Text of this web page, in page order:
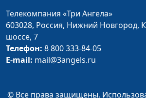
Пожар на кухне
Алексей
Калягин,
Завтрак у дороги
Алексей
Булатов, Надя
Сергеев, Надя
Телекомпания «Три Ангела»
603028, Россия, Нижний Новгород,
шоссе, 7
Телефон: 8 800 333-84-05
E-mail: mail@3angels.ru
© Все права защищены.